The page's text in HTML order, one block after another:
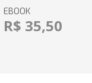
EBOOK
R$ 35,50